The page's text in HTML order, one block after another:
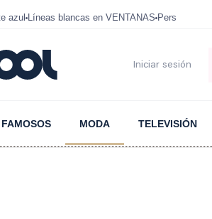
azul Líneas blancas en VENTANAS Personas
Iniciar sesión
FAMOSOS MODA TELEVISIÓN